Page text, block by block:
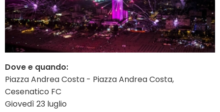
Dove e quando:
Piazza Andrea Costa - Piazza Andrea Costa,
Cesenatico FC
Giovedì 23 luglio